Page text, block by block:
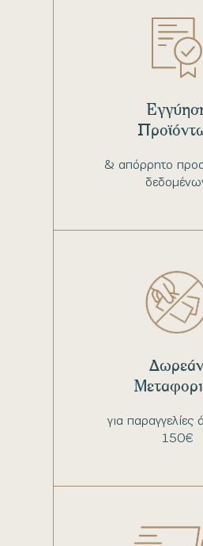
& απόρρητο
για
150€
Δωρεάν